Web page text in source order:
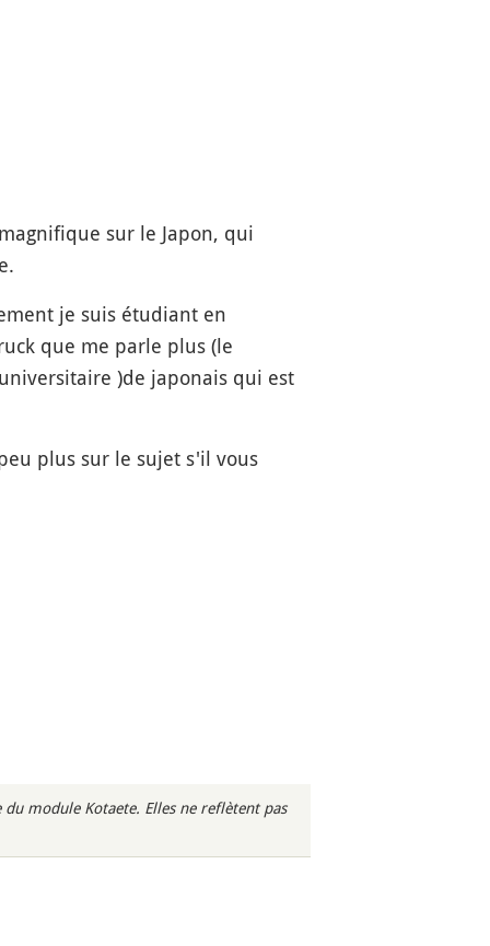
sur le Japon, qui
je suis étudiant en
que me parle plus (le
)de japonais qui est
plus sur le sujet s'il vous
module Kotaete. Elles ne reflètent pas